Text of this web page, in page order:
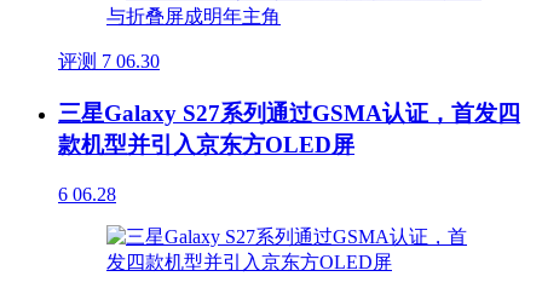
评测 7 06.30
三星Galaxy S27系列通过GSMA认证，首发四
款机型并引入京东方OLED屏
6 06.28